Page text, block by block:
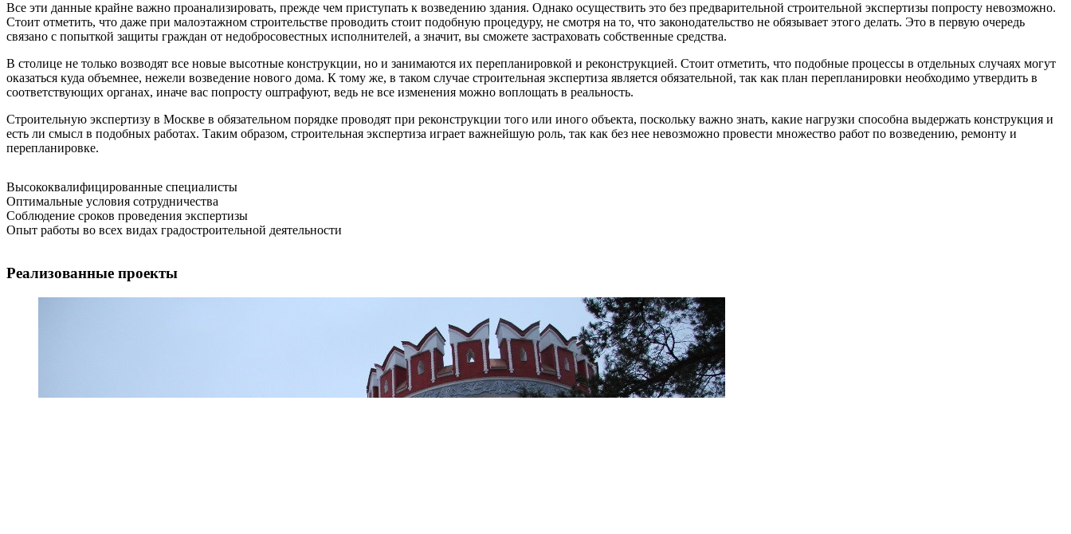
Все эти данные крайне важно проанализировать, прежде чем приступать к возведению здания. Однако осуществить это без предварительной строительной экспертизы попросту невозможно.
Стоит отметить, что даже при малоэтажном строительстве проводить стоит подобную процедуру, не смотря на то, что законодательство не обязывает этого делать. Это в первую очередь
связано с попыткой защиты граждан от недобросовестных исполнителей, а значит, вы сможете застраховать собственные средства.
В столице не только возводят все новые высотные конструкции, но и занимаются их перепланировкой и реконструкцией. Стоит отметить, что подобные процессы в отдельных случаях могут
оказаться куда объемнее, нежели возведение нового дома. К тому же, в таком случае строительная экспертиза является обязательной, так как план перепланировки необходимо утвердить в
соответствующих органах, иначе вас попросту оштрафуют, ведь не все изменения можно воплощать в реальность.
Строительную экспертизу в Москве в обязательном порядке проводят при реконструкции того или иного объекта, поскольку важно знать, какие нагрузки способна выдержать конструкция и
есть ли смысл в подобных работах. Таким образом, строительная экспертиза играет важнейшую роль, так как без нее невозможно провести множество работ по возведению, ремонту и
перепланировке.
Высококвалифицированные специалисты
Оптимальные условия сотрудничества
Соблюдение сроков проведения экспертизы
Опыт работы во всех видах градостроительной деятельности
Реализованные проекты